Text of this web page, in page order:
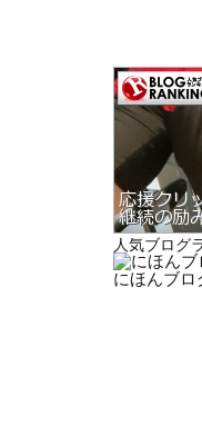
人気ブログ
にほんブロ